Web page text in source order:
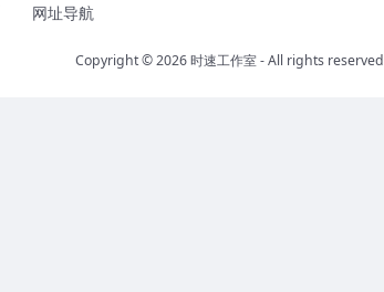
网址导航
Copyright © 2026时速工作室- All rights reserved